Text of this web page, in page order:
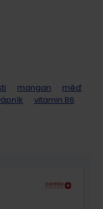
mangan
měď
vitamin B6